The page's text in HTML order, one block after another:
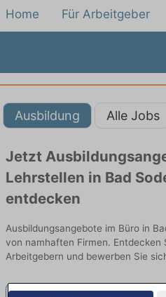
Home Für Arbeitgeber
Ausbildung Alle Jobs
Jetzt
Lehrstellen in Bad
entdecken
Ausbildungsangebote im Büro in
von namhaften Firmen. Entdecken
Arbeitgebern und bewerben Sie